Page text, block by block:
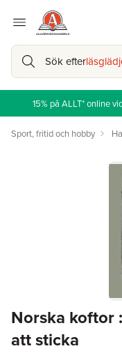
Sök efter
15% på ALLT* online
Sport, fritid och hobby
Norska koftor
att sticka